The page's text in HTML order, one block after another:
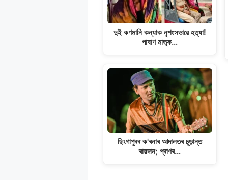
দুই কণমানি কন্যাক নৃশংসভাৱে হত্যা!
পাষাণ মাতৃক…
ছিংগাপুৰৰ ক'ৰনাৰ আদালতৰ চূড়ান্ত
ৰায়দান; প্ৰাণৰ…